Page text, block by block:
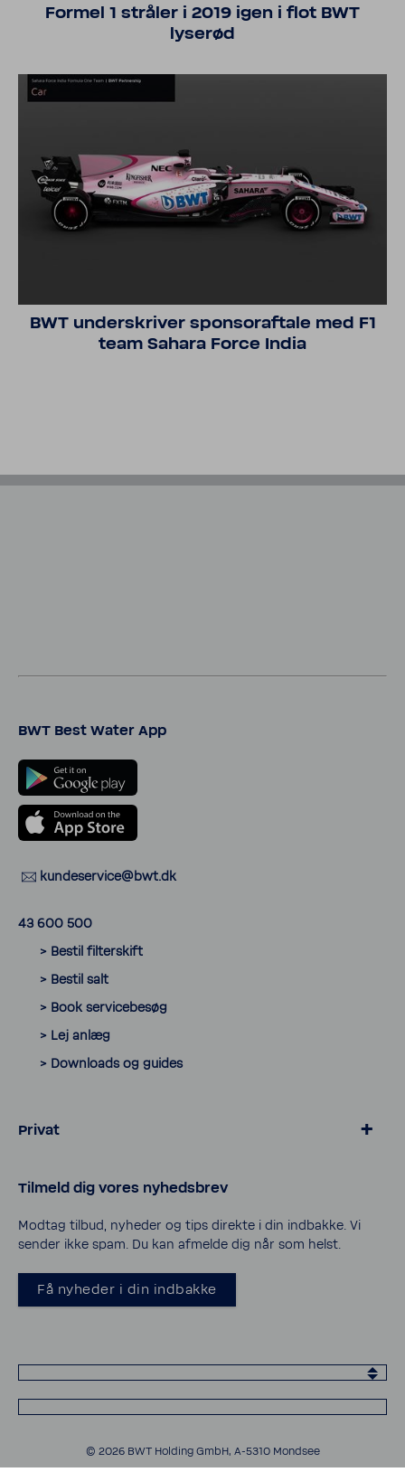
Formel 1 stråler i 2019 igen i flot BWT
lyserød
BWT under­skriver spon­so­raftale med F1
team Sahara Force India
BWT Best Water App
kunde­ser­vice@bwt.dk
43 600 500
> Bestil filter­skift
> Bestil salt
> Book servicebesøg
> Lej anlæg
> Down­loads og guides
Privat
> Salt og tilbehør til blødgøring
> Vand­filtre til vand­hanen
> Service og support
> Privatlivspolitik
> Cookies
Tilmeld dig vores nyheds­brev
Modtag tilbud, nyheder og tips direkte i din indbakke. Vi
sender ikke spam. Du kan afmelde dig når som helst.
Få nyheder i din indbakke
© 2026 BWT Holding GmbH, A-​5310 Mondsee